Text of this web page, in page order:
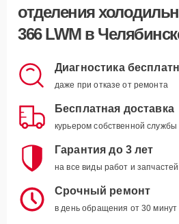
отделения
366 LWM в
Диагностика
даже при отказе от ремонта
Бесплатная доставка
курьером собственной службы
Гарантия до 3 лет
на все виды работ и запчастей
Срочный ремонт
в день обращения от 30 минут